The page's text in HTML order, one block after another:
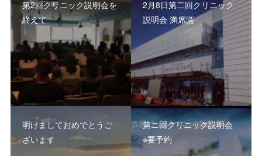
第2回クリニック説明会を
終えて
2月8日第二回クリニック
説明会 満席🈵
明けましておめでとうご
ざいます
第ニ回クリニック説明会
※要予約